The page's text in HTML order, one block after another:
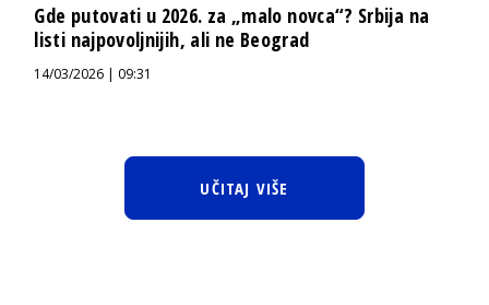
Gde putovati u 2026. za „malo novca“? Srbija na
listi najpovoljnijih, ali ne Beograd
14/03/2026 | 09:31
UČITAJ VIŠE